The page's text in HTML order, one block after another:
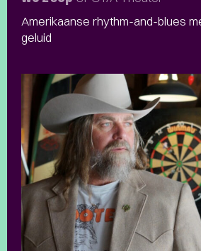
Amerikaanse rhythm-and-blues
geluid